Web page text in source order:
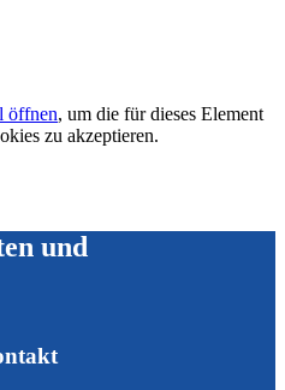
öffnen, um die für dieses Element
zu akzeptieren.
und